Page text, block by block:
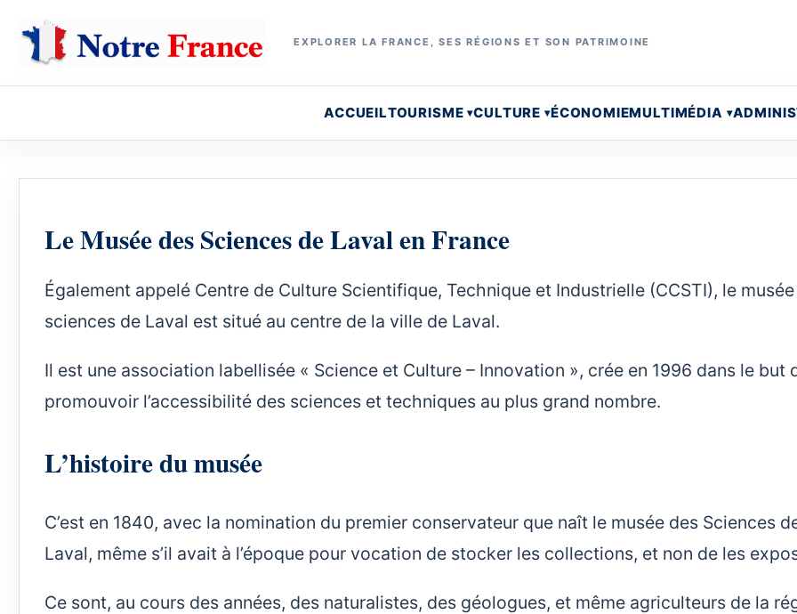
EXPLORER LA FRANCE, SES RÉGIONS ET SON PATRIMOINE
ACCUEILTOURISME CULTURE ÉCONOMIEMULTIMÉDIA
Le Musée des Sciences de Laval en France
Également appelé Centre de Culture Scientifique, Technique et Industrielle (CCSTI), le
sciences de Laval est situé au centre de la ville de Laval.
Il est une association labellisée « Science et Culture – Innovation », crée en 1996 dans le but
promouvoir l’accessibilité des sciences et techniques au plus grand nombre.
L’histoire du musée
C’est en 1840, avec la nomination du premier conservateur que naît le musée des Sciences
Laval, même s’il avait à l’époque pour vocation de stocker les collections, et non de les
Ce sont, au cours des années, des naturalistes, des géologues, et même agriculteurs de la